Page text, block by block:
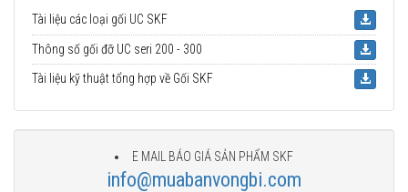
Tài liệu các loại gối UC SKF
Thông số gối đỡ UC seri 200 - 300
Tài liệu kỹ thuật tổng hợp về Gối SKF
E MAIL BÁO GIÁ SẢN PHẨM SKF
info@muabanvongbi.com